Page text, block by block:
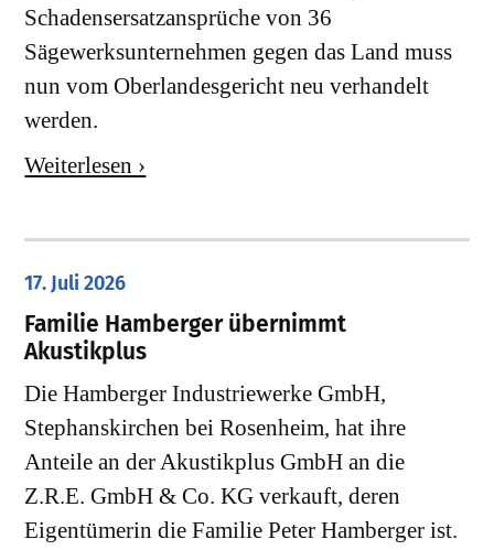
Schadensersatzansprüche von 36
Sägewerksunternehmen gegen das Land muss
nun vom Oberlandesgericht neu verhandelt
werden.
Weiterlesen ›
17. Juli 2026
Familie Hamberger übernimmt
Akustikplus
Die Hamberger Industriewerke GmbH,
Stephanskirchen bei Rosenheim, hat ihre
Anteile an der Akustikplus GmbH an die
Z.R.E. GmbH & Co. KG verkauft, deren
Eigentümerin die Familie Peter Hamberger ist.